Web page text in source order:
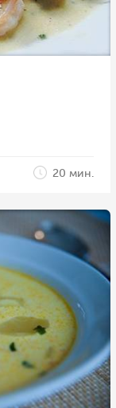
20 мин.